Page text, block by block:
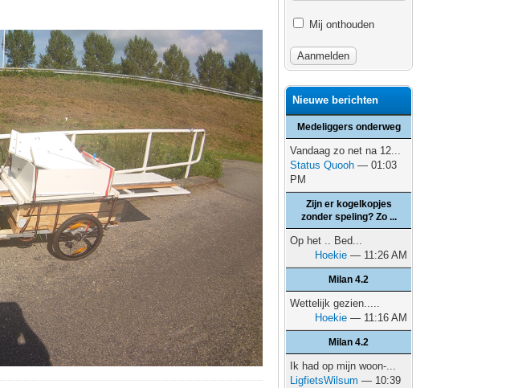
Mij onthouden
Nieuwe berichten
Medeliggers onderweg
Vandaag zo net na 12...
Status Quooh — 01:03
PM
Zijn er kogelkopjes
zonder speling? Zo ...
Op het .. Bed...
Hoekie — 11:26 AM
Milan 4.2
Wettelijk gezien.....
Hoekie — 11:16 AM
Milan 4.2
Ik had op mijn woon-...
LigfietsWilsum — 10:39